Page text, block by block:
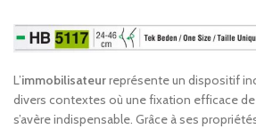
L’immobilisateurreprésente un dispositif
divers contextes où une fixation efficace
s’avère indispensable. Grâce à ses